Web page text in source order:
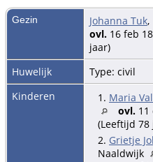
Gezin Johanna Tuk,
ovl. 16 feb
jaar)
Huwelijk
Type: civil
Kinderen
1. Maria
ovl. 11
(Leeftijd 78
2. Grietje
Naaldwijk